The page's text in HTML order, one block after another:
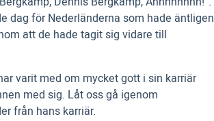
dag för Nederländerna som hade äntligen
att de hade tagit sig vidare till
varit med om mycket gott i sin karriär
med sig. Låt oss gå igenom
från hans karriär.